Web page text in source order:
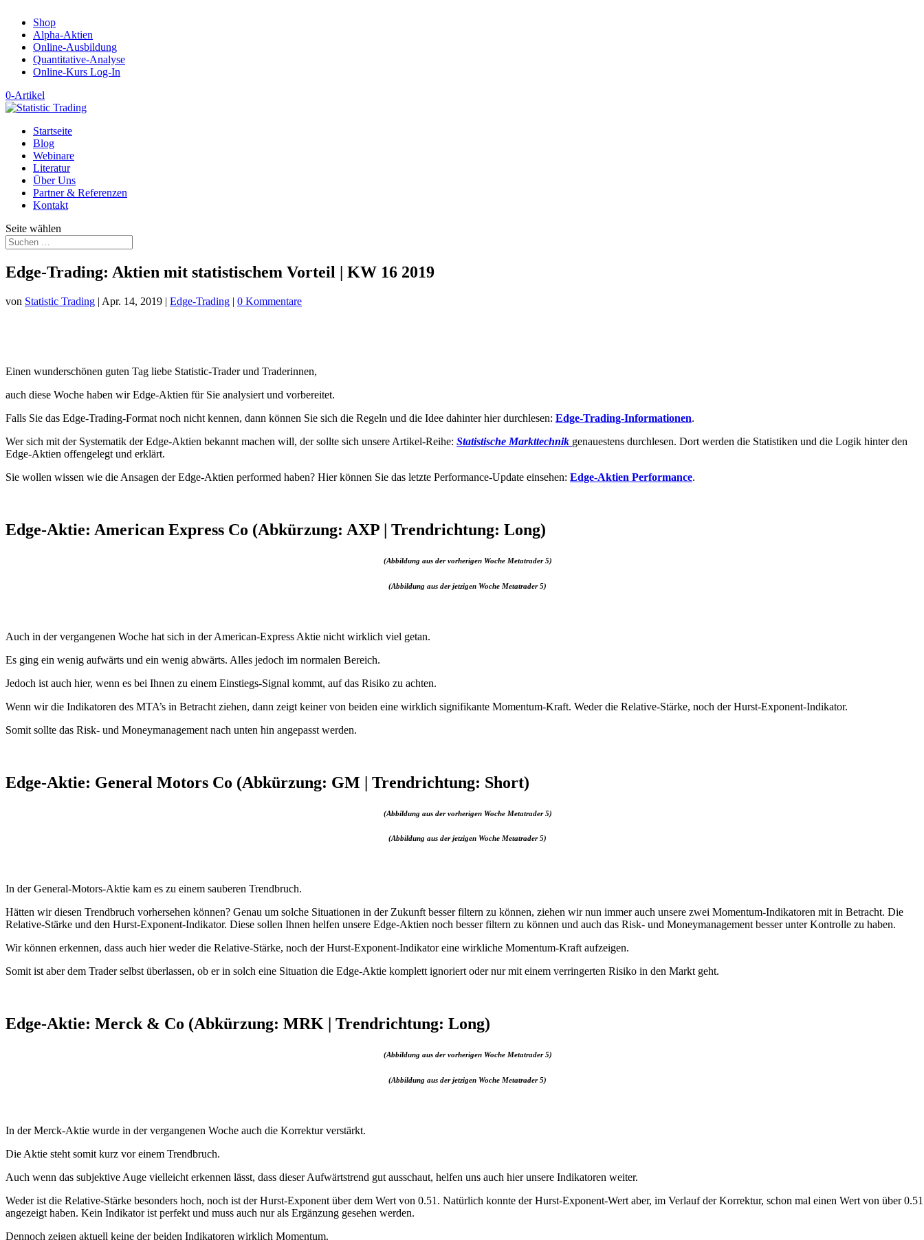
Shop
Alpha-Aktien
Online-Ausbildung
Quantitative-Analyse
Online-Kurs Log-In
0-Artikel
Startseite
Blog
Webinare
Literatur
Über Uns
Partner & Referenzen
Kontakt
Seite wählen
Edge-Trading: Aktien mit statistischem Vorteil | KW 16 2019
von Statistic Trading | Apr. 14, 2019 | Edge-Trading | 0 Kommentare
Einen wunderschönen guten Tag liebe Statistic-Trader und Traderinnen,
auch diese Woche haben wir Edge-Aktien für Sie analysiert und vorbereitet.
Falls Sie das Edge-Trading-Format noch nicht kennen, dann können Sie sich die Regeln und die Idee dahinter hier durchlesen: Edge-Trading-Informationen.
Wer sich mit der Systematik der Edge-Aktien bekannt machen will, der sollte sich unsere Artikel-Reihe: Statistische Markttechnik genauestens durchlesen. Dort werden die Statistiken und die Logik hinter den
Edge-Aktien offengelegt und erklärt.
Sie wollen wissen wie die Ansagen der Edge-Aktien performed haben? Hier können Sie das letzte Performance-Update einsehen: Edge-Aktien Performance.
Edge-Aktie: American Express Co (Abkürzung: AXP | Trendrichtung: Long)
(Abbildung aus der vorherigen Woche Metatrader 5)
(Abbildung aus der jetzigen Woche Metatrader 5)
Auch in der vergangenen Woche hat sich in der American-Express Aktie nicht wirklich viel getan.
Es ging ein wenig aufwärts und ein wenig abwärts. Alles jedoch im normalen Bereich.
Jedoch ist auch hier, wenn es bei Ihnen zu einem Einstiegs-Signal kommt, auf das Risiko zu achten.
Wenn wir die Indikatoren des MTA’s in Betracht ziehen, dann zeigt keiner von beiden eine wirklich signifikante Momentum-Kraft. Weder die Relative-Stärke, noch der Hurst-Exponent-Indikator.
Somit sollte das Risk- und Moneymanagement nach unten hin angepasst werden.
Edge-Aktie: General Motors Co (Abkürzung: GM | Trendrichtung: Short)
(Abbildung aus der vorherigen Woche Metatrader 5)
(Abbildung aus der jetzigen Woche Metatrader 5)
In der General-Motors-Aktie kam es zu einem sauberen Trendbruch.
Hätten wir diesen Trendbruch vorhersehen können? Genau um solche Situationen in der Zukunft besser filtern zu können, ziehen wir nun immer auch unsere zwei Momentum-Indikatoren mit in Betracht. Die
Relative-Stärke und den Hurst-Exponent-Indikator. Diese sollen Ihnen helfen unsere Edge-Aktien noch besser filtern zu können und auch das Risk- und Moneymanagement besser unter Kontrolle zu haben.
Wir können erkennen, dass auch hier weder die Relative-Stärke, noch der Hurst-Exponent-Indikator eine wirkliche Momentum-Kraft aufzeigen.
Somit ist aber dem Trader selbst überlassen, ob er in solch eine Situation die Edge-Aktie komplett ignoriert oder nur mit einem verringerten Risiko in den Markt geht.
Edge-Aktie: Merck & Co (Abkürzung: MRK | Trendrichtung: Long)
(Abbildung aus der vorherigen Woche Metatrader 5)
(Abbildung aus der jetzigen Woche Metatrader 5)
In der Merck-Aktie wurde in der vergangenen Woche auch die Korrektur verstärkt.
Die Aktie steht somit kurz vor einem Trendbruch.
Auch wenn das subjektive Auge vielleicht erkennen lässt, dass dieser Aufwärtstrend gut ausschaut, helfen uns auch hier unsere Indikatoren weiter.
Weder ist die Relative-Stärke besonders hoch, noch ist der Hurst-Exponent über dem Wert von 0.51. Natürlich konnte der Hurst-Exponent-Wert aber, im Verlauf der Korrektur, schon mal einen Wert von über 0.51
angezeigt haben. Kein Indikator ist perfekt und muss auch nur als Ergänzung gesehen werden.
Dennoch zeigen aktuell keine der beiden Indikatoren wirklich Momentum.